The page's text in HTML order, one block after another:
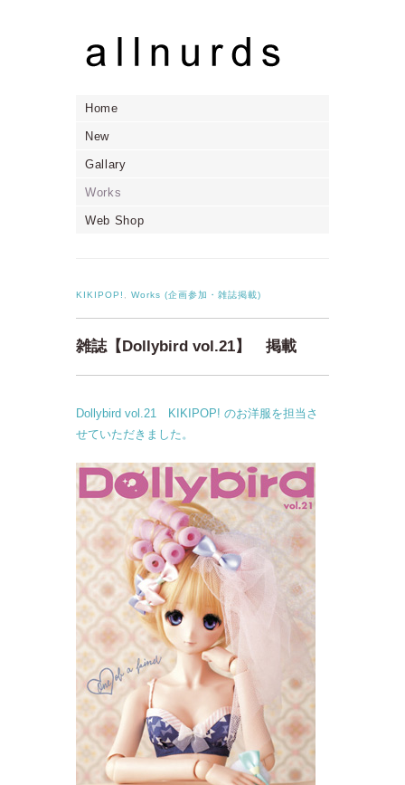
Home
New
Gallary
Works
Web Shop
KIKIPOP! Works (企画参加・雑誌掲載)
雑誌【Dollybird vol.21】 掲載
Dollybird vol.21 KIKIPOP! のお洋服を担当さ
せていただきました。